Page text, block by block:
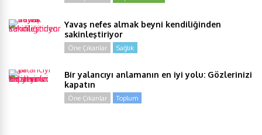
Yavaş nefes almak beyni kendiliğinden
sakinleştiriyor
Öne Çıkanlar Sağlık
Bir yalancıyı anlamanın en iyi yolu: Gözlerinizi
kapatın
Öne Çıkanlar Toplum